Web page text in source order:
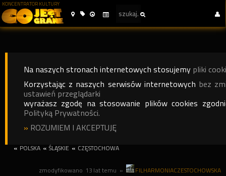
KONCENTRATOR KULTURY
Na naszych stronach internetowych stosujemy pliki
Korzystając z naszych serwisów internetowych bez
ustawień przeglądarki
wyrażasz zgodę na stosowanie plików cookies
Polityką Prywatności.
» ROZUMIEM I AKCEPTUJĘ
« POLSKA « ŚLĄSKIE « CZĘSTOCHOWA
zmodyfikowano 13 lat temu » FILHARMONIACZESTOCHOWSKA